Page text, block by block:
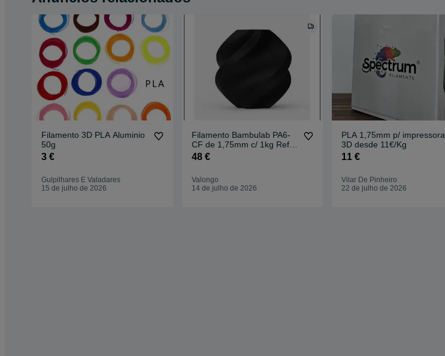
Filamento 3D PLA Aluminio
50g
3 €
Gulpilhares E Valadares
15 de julho de 2026
Filamento Bambulab PA6-
CF de 1,75mm c/ 1kg Refill
- p/ impressoras 3D
48 €
Valongo
14 de julho de 2026
PLA 1,75mm p/ impressora
3D desde 11€/Kg
11 €
Vilar De Pinheiro
22 de julho de 2026